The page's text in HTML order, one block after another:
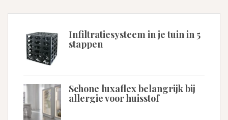
Infiltratiesysteem in je tuin in 5
stappen
Schone luxaflex belangrijk bij
allergie voor huisstof